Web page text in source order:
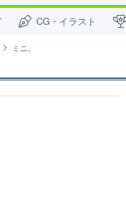
CG・イラスト
ミニ。